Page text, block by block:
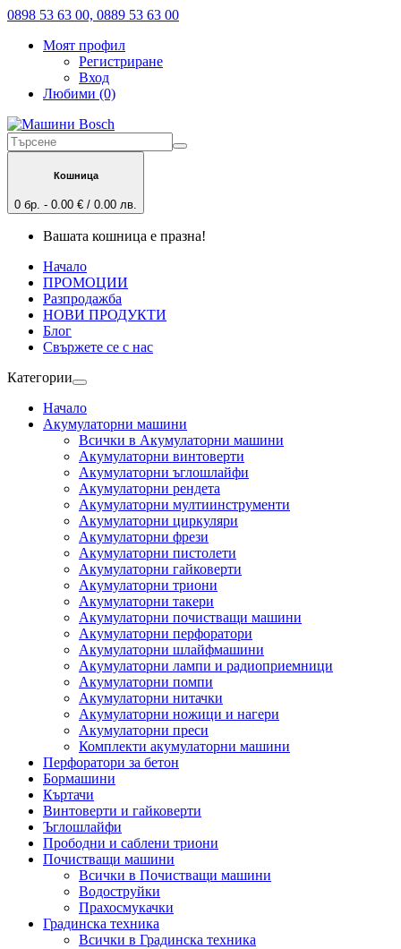
0898 53 63 00, 0889 53 63 00
Моят профил
Регистриране
Вход
Любими (0)
Кошница
0 бр. - 0.00 € / 0.00 лв.
Вашата кошница е празна!
Начало
ПРОМОЦИИ
Разпродажба
НОВИ ПРОДУКТИ
Блог
Свържете се с нас
Категории
Начало
Акумулаторни машини
Всички в Акумулаторни машини
Акумулаторни винтоверти
Акумулаторни ъглошлайфи
Акумулаторни рендета
Акумулаторни мултиинструменти
Акумулаторни циркуляри
Акумулаторни фрези
Акумулаторни пистолети
Акумулаторни гайковерти
Акумулаторни триони
Акумулаторни такери
Акумулаторни почистващи машини
Акумулаторни перфоратори
Акумулаторни шлайфмашини
Акумулаторни лампи и радиоприемници
Акумулаторни помпи
Акумулаторни нитачки
Акумулаторни ножици и нагери
Акумулаторни преси
Комплекти акумулаторни машини
Перфоратори за бетон
Бормашини
Къртачи
Винтоверти и гайковерти
Ъглошлайфи
Прободни и саблени триони
Почистващи машини
Всички в Почистващи машини
Водоструйки
Прахосмукачки
Градинска техника
Всички в Градинска техника